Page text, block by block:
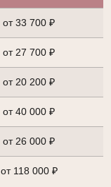
от 33 700 ₽
от 27 700 ₽
от 20 200 ₽
от 40 000 ₽
от 26 000 ₽
от 118 000 ₽